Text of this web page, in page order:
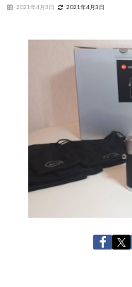
2021年4月3日 2021年4月3日